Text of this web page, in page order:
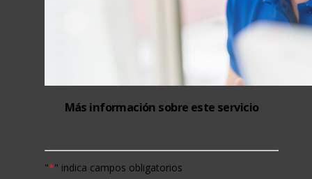
Más información sobre este servicio
"*" indica campos obligatorios